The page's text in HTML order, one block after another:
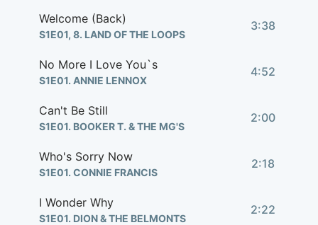
Welcome (Back)
S1E01, 8. LAND OF THE LOOPS
3:38
No More I Love You`s
S1E01. ANNIE LENNOX
4:52
Can't Be Still
S1E01. BOOKER T. & THE MG'S
2:00
Who's Sorry Now
S1E01. CONNIE FRANCIS
2:18
I Wonder Why
S1E01. DION & THE BELMONTS
2:22